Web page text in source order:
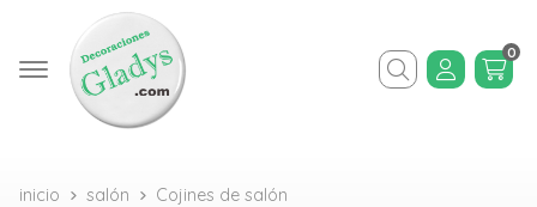
Buscar
0
inicio salón Cojines de salón